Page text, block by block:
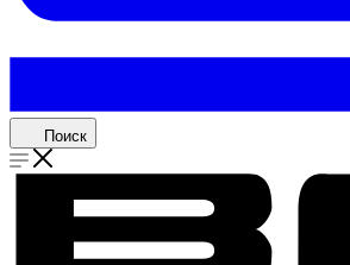
Поиск